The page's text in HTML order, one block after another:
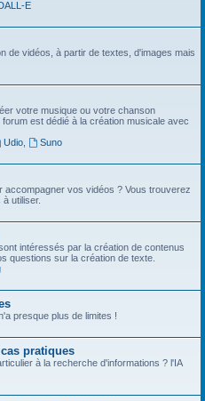
E
de vidéos, à partir de textes, d'images mais
votre musique ou votre chanson
est dédié à la création musicale avec
Udio,
Suno
accompagner vos vidéos ? Vous trouverez
utiliser.
intéressés par la création de contenus
questions sur la création de texte.
presque plus de limites !
pratiques
à la recherche d'informations ? l'IA